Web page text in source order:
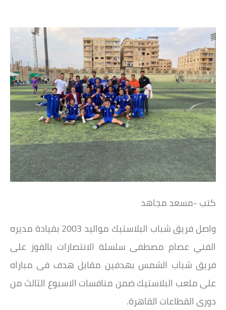
كتب -مسعد مجاهد
واصل فريق شباب البلاستيك مواليد 2003 بقيادة مديره
الفني عصام مصطفى سلسلة الانتصارات بالفوز على
فريق شباب الشمس بهدفين مقابل هدف فى مباراه
على ملعب البلاستيك ضمن منافسات الاسبوع الثالث من
دورى القطاعات القاهرة.